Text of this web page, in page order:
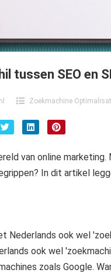
tussen SEO en
Zoekmachine
van online
In dit artikel
Nederlands ook wel
ook wel
zoals Google.